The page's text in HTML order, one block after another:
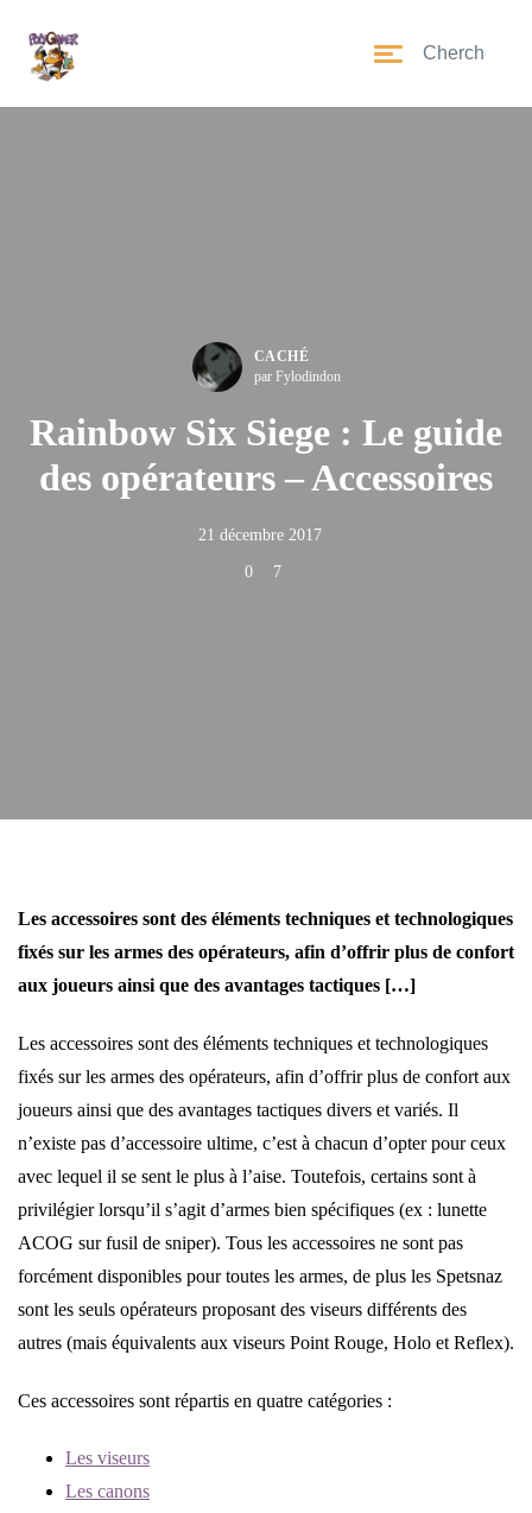
CACHÉ
par Fylodindon
Rainbow Six Siege : Le guide
des opérateurs – Accessoires
21 décembre 2017
0 7
Les accessoires sont des éléments techniques et technologiques
fixés sur les armes des opérateurs, afin d’offrir plus de confort
aux joueurs ainsi que des avantages tactiques […]
Les accessoires sont des éléments techniques et technologiques
fixés sur les armes des opérateurs, afin d’offrir plus de confort aux
joueurs ainsi que des avantages tactiques divers et variés. Il
n’existe pas d’accessoire ultime, c’est à chacun d’opter pour ceux
avec lequel il se sent le plus à l’aise. Toutefois, certains sont à
privilégier lorsqu’il s’agit d’armes bien spécifiques (ex : lunette
ACOG sur fusil de sniper). Tous les accessoires ne sont pas
forcément disponibles pour toutes les armes, de plus les Spetsnaz
sont les seuls opérateurs proposant des viseurs différents des
autres (mais équivalents aux viseurs Point Rouge, Holo et Reflex).
Ces accessoires sont répartis en quatre catégories :
Les viseurs
Les canons